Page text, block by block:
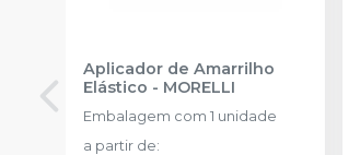
Aplicador de Amarrilho
Elástico - MORELLI
Embalagem com 1 unidade
a partir de: